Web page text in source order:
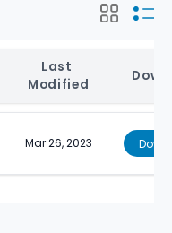
Last
Modified
Mar 26, 2023